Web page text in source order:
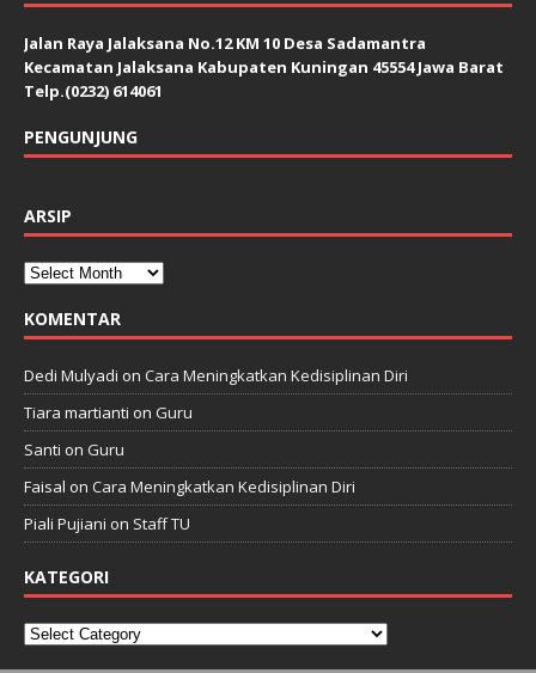
Jalan Raya Jalaksana No.12 KM 10 Desa Sadamantra
Kecamatan Jalaksana Kabupaten Kuningan 45554 Jawa Barat
Telp.(0232) 614061
PENGUNJUNG
ARSIP
KOMENTAR
Dedi Mulyadi on Cara Meningkatkan Kedisiplinan Diri
Tiara martianti on Guru
Santi on Guru
Faisal on Cara Meningkatkan Kedisiplinan Diri
Piali Pujiani on Staff TU
KATEGORI